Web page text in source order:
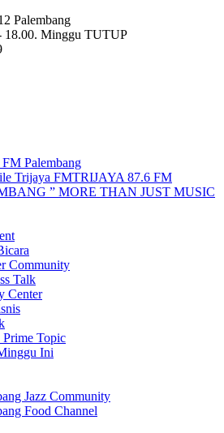
Palembang
18.00. Minggu TUTUP
Palembang
TRIJAYA 87.6 FM
” MORE THAN JUST MUSIC
Community
Talk
Center
Topic
Ini
Jazz Community
Food Channel